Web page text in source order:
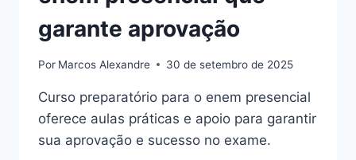
garante aprovação
Por Marcos Alexandre 30 de setembro de 2025
Curso preparatório para o enem presencial
oferece aulas práticas e apoio para garantir
sua aprovação e sucesso no exame.